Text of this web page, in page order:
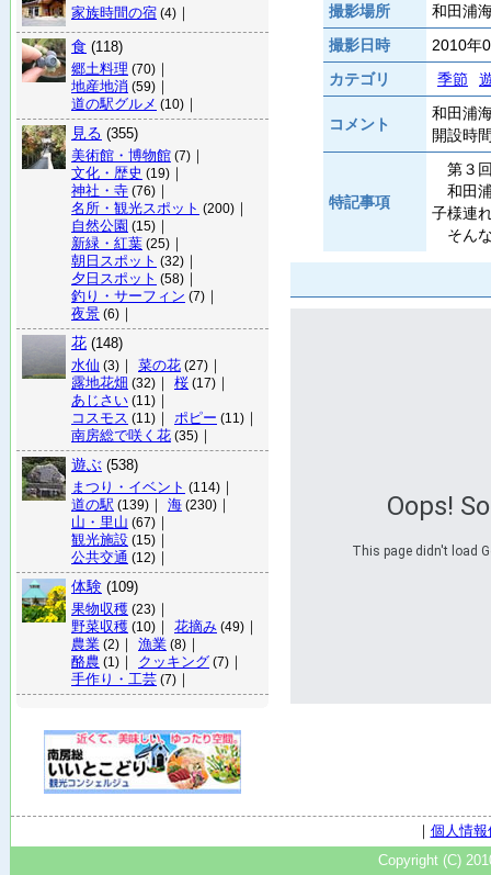
家族時間の宿 (4) ｜
食 (118)
郷土料理 (70) ｜
地産地消 (59) ｜
道の駅グルメ (10) ｜
見る (355)
美術館・博物館 (7) ｜
文化・歴史 (19) ｜
神社・寺 (76) ｜
名所・観光スポット (200) ｜
自然公園 (15) ｜
新緑・紅葉 (25) ｜
朝日スポット (32) ｜
夕日スポット (58) ｜
釣り・サーフィン (7) ｜
夜景 (6) ｜
花 (148)
水仙 (3) ｜ 菜の花 (27) ｜
露地花畑 (32) ｜ 桜 (17) ｜
あじさい (11) ｜
コスモス (11) ｜ ポピー (11) ｜
南房総で咲く花 (35) ｜
遊ぶ (538)
まつり・イベント (114) ｜
道の駅 (139) ｜ 海 (230) ｜
山・里山 (67) ｜
観光施設 (15) ｜
公共交通 (12) ｜
体験 (109)
果物収穫 (23) ｜
野菜収穫 (10) ｜ 花摘み (49) ｜
農業 (2) ｜ 漁業 (8) ｜
酪農 (1) ｜ クッキング (7) ｜
手作り・工芸 (7) ｜
撮影場所
和田浦
撮影日時
2010年
カテゴリ
季節
コメント
和田浦
開設時
特記事項
第３
和田浦
子様連
そんな
Oops!
This page didn't load
｜ 個人情
Copyright (C)